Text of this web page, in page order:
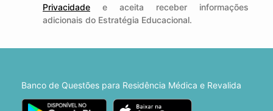
Privacidade e aceita receber informações
adicionais do Estratégia Educacional.
Banco de Questões para Residência Médica e Revalida